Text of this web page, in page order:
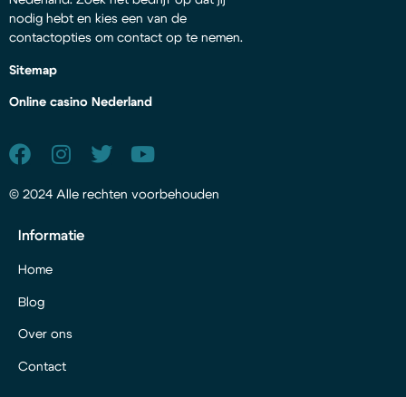
nodig hebt en kies een van de
contactopties om contact op te nemen.
Sitemap
Online casino Nederland
© 2024 Alle rechten voorbehouden
Informatie
Home
Blog
Over ons
Contact